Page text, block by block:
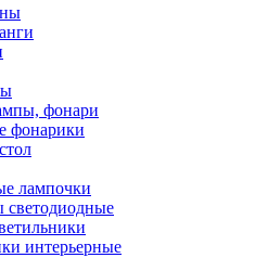
фонари
фонарики
лампочки
светодиодные
интерьерные